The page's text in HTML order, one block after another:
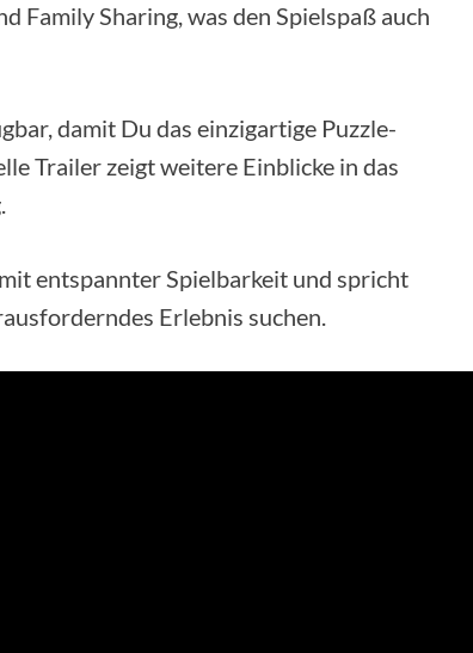
Family Sharing, was den Spielspaß auch
damit Du das einzigartige Puzzle-
Trailer zeigt weitere Einblicke in das
entspannter Spielbarkeit und spricht
Erlebnis suchen.